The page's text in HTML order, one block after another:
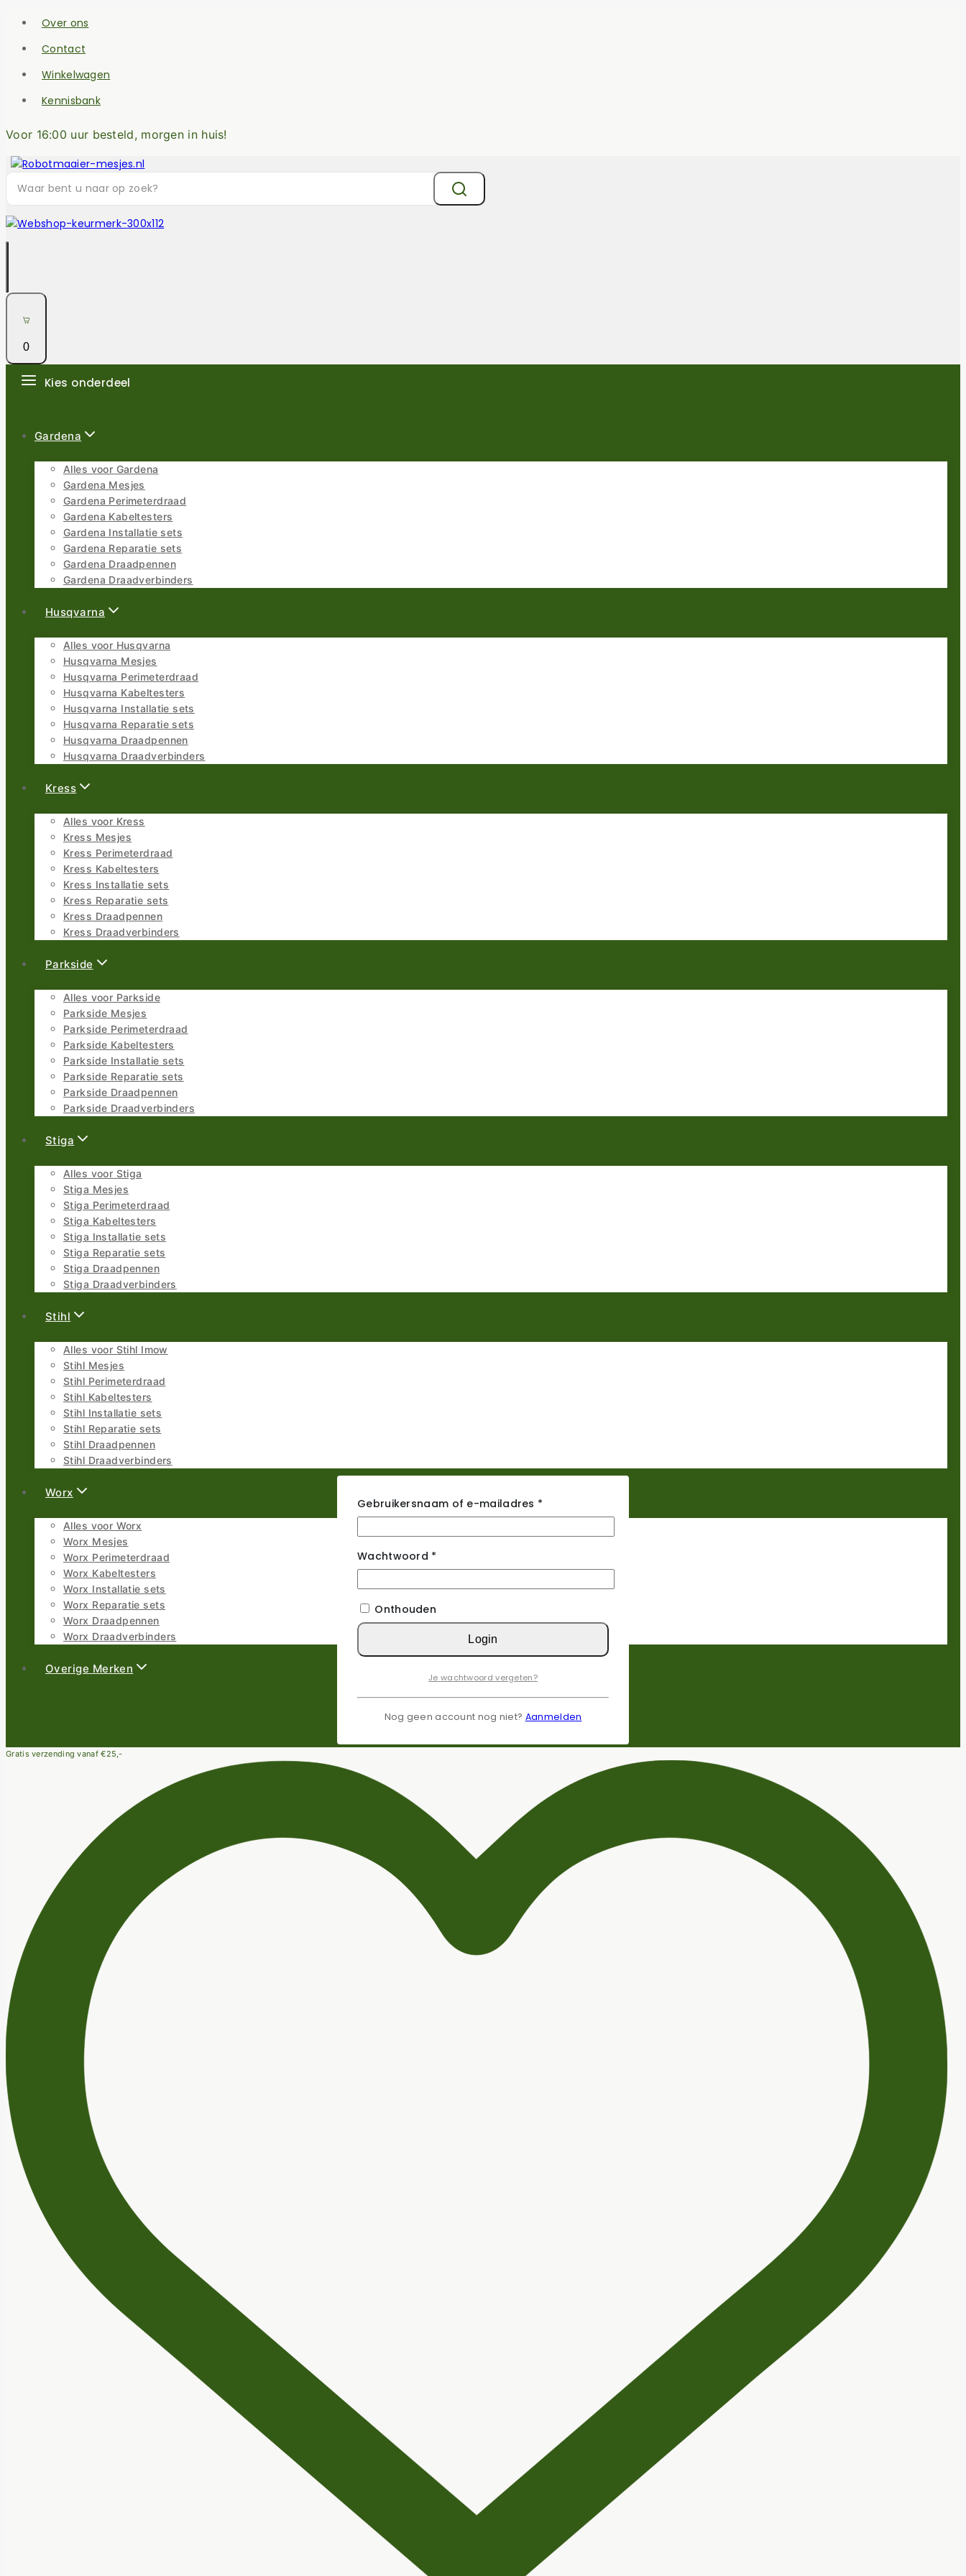
Over ons
Contact
Winkelwagen
Kennisbank
Voor 16:00 uur besteld, morgen in huis!
0
Kies onderdeel
Gardena
Alles voor Gardena
Gardena Mesjes
Gardena Perimeterdraad
Gardena Kabeltesters
Gardena Installatie sets
Gardena Reparatie sets
Gardena Draadpennen
Gardena Draadverbinders
Husqvarna
Alles voor Husqvarna
Husqvarna Mesjes
Husqvarna Perimeterdraad
Husqvarna Kabeltesters
Husqvarna Installatie sets
Husqvarna Reparatie sets
Husqvarna Draadpennen
Husqvarna Draadverbinders
Kress
Alles voor Kress
Kress Mesjes
Kress Perimeterdraad
Kress Kabeltesters
Kress Installatie sets
Kress Reparatie sets
Kress Draadpennen
Kress Draadverbinders
Parkside
Alles voor Parkside
Parkside Mesjes
Parkside Perimeterdraad
Parkside Kabeltesters
Parkside Installatie sets
Parkside Reparatie sets
Parkside Draadpennen
Parkside Draadverbinders
Stiga
Alles voor Stiga
Stiga Mesjes
Stiga Perimeterdraad
Stiga Kabeltesters
Stiga Installatie sets
Stiga Reparatie sets
Stiga Draadpennen
Stiga Draadverbinders
Stihl
Alles voor Stihl Imow
Stihl Mesjes
Stihl Perimeterdraad
Stihl Kabeltesters
Stihl Installatie sets
Stihl Reparatie sets
Stihl Draadpennen
Stihl Draadverbinders
Worx
Alles voor Worx
Worx Mesjes
Worx Perimeterdraad
Worx Kabeltesters
Worx Installatie sets
Worx Reparatie sets
Worx Draadpennen
Worx Draadverbinders
Overige Merken
Gratis verzending vanaf €25,-
Gebruikersnaam of e-mailadres *
Wachtwoord *
Onthouden
Login
Je wachtwoord vergeten?
Nog geen account nog niet? Aanmelden